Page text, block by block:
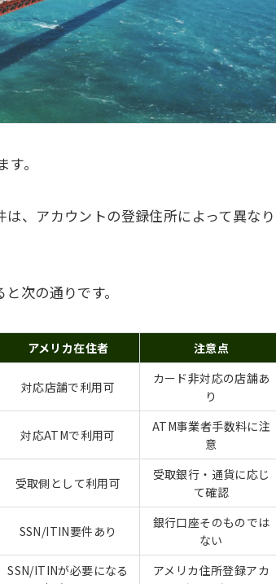
。
、アカウントの登録住所によって異なり
次の通りです。
アメリカ在住者
注意点
対応店舗で利用可
カード非対応の店舗あ
り
対応ATMで利用可
ATM事業者手数料に注
意
受取側として利用可
受取銀行・通貨に応じ
て確認
SSN/ITIN要件あり
銀行口座そのものでは
ない
SSN/ITINが必要になる
アメリカ住所登録アカ